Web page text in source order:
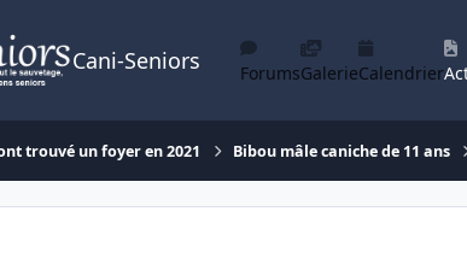
Cani-Seniors ForumsGalerieCalendrier
trouvé un foyer en 2021 Bibou mâle caniche de 11 ans